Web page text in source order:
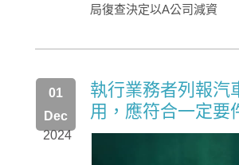
局復查決定以A公司減資
2024
01
Dec
執行業務者列報汽
用，應符合一定要